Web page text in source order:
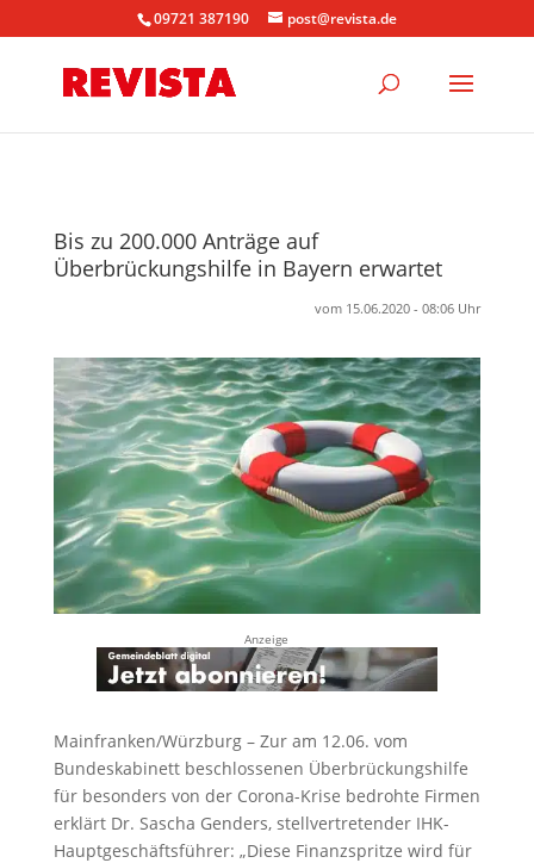
09721 387190 post@revista.de
Bis zu 200.000 Anträge auf
Überbrückungshilfe in Bayern erwartet
vom 15.06.2020 - 08:06 Uhr
Anzeige
Mainfranken/Würzburg – Zur am 12.06. vom
Bundeskabinett beschlossenen Überbrückungshilfe
für besonders von der Corona-Krise bedrohte Firmen
erklärt Dr. Sascha Genders, stellvertretender IHK-
Hauptgeschäftsführer: „Diese Finanzspritze wird für